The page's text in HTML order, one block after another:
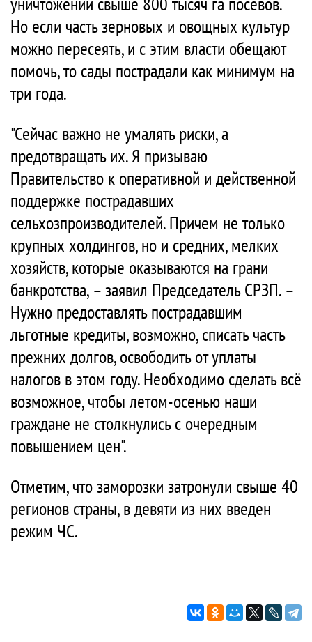
Но если часть зерновых и овощных культур
можно пересеять, и с этим власти обещают
помочь, то сады пострадали как минимум на
три года.
"Сейчас важно не умалять риски, а
предотвращать их. Я призываю
Правительство к оперативной и действенной
поддержке пострадавших
сельхозпроизводителей. Причем не только
крупных холдингов, но и средних, мелких
хозяйств, которые оказываются на грани
банкротства, – заявил Председатель СРЗП. –
Нужно предоставлять пострадавшим
льготные кредиты, возможно, списать часть
прежних долгов, освободить от уплаты
налогов в этом году. Необходимо сделать всё
возможное, чтобы летом-осенью наши
граждане не столкнулись с очередным
повышением цен".
Отметим, что заморозки затронули свыше 40
регионов страны, в девяти из них введен
режим ЧС.